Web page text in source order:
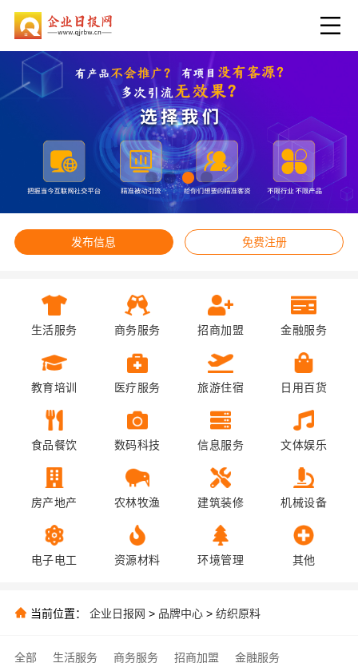
发布信息 免费注册
生活服务 商务服务 招商加盟 金融服务
教育培训 医疗服务 旅游住宿 日用百货
食品餐饮 数码科技 信息服务 文体娱乐
房产地产 农林牧渔 建筑装修 机械设备
电子电工 资源材料 环境管理 其他
当前位置： 企业日报网 > 品牌中心 > 纺织原料
全部 生活服务 商务服务 招商加盟
金融服务